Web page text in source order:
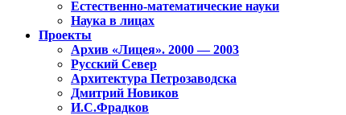
Естественно-математические науки
Наука в лицах
Проекты
Архив «Лицея». 2000 — 2003
Русский Север
Архитектура Петрозаводска
Дмитрий Новиков
И.С.Фрадков